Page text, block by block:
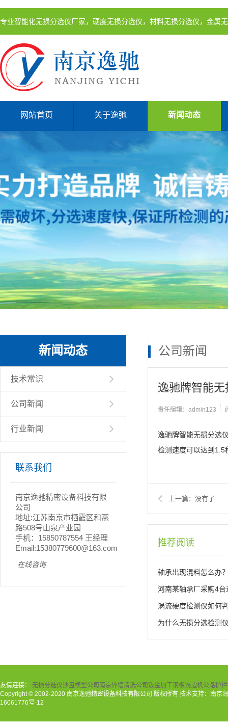
专业智能化无损分选仪厂家，硬度无损分选仪，材料无损分选仪，金属
网站首页 关于逸弛 新闻动态
新闻动态
技术常识
公司新闻
行业新闻
联系我们
南京逸驰精密设备科技有限
公司
地址:江苏南京市栖霞区和燕
路508号山泉产业园
手机：15850787554 王经理
Email:15380779600@163.com
在线咨询
公司新闻
逸驰牌智能
责任编辑：admin123
逸驰牌智能无损分选
检测速度可以达到1.5
没有了
推荐阅读
轴承出现混料怎么办
涡流硬度检测仪如何
友情连接： 无损分选仪沙盘模型公司 南京外墙清洗公司 钣金加工钢板铣边机公路护
Copyright © 2002-2020 南京逸弛精密设备科技有限公司 版权所有 技术支持：南京
16061776号-12